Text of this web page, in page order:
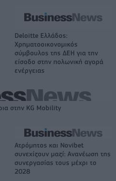
Deloitte Ελλάδος:
Χρηματοοικονομικός
σύμβουλος της ΔΕΗ για την
είσοδο στην πολωνική αγορά
ενέργειας
στην KG Mobility
Ατρόμητος και Novibet
συνεχίζουν μαζί: Ανανέωση της
συνεργασίας τους μέχρι το
2028